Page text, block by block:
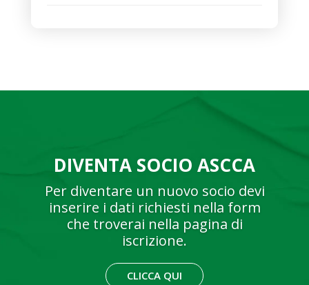
DIVENTA SOCIO ASCCA
Per diventare un nuovo socio devi
inserire i dati richiesti nella form
che troverai nella pagina di
iscrizione.
CLICCA QUI